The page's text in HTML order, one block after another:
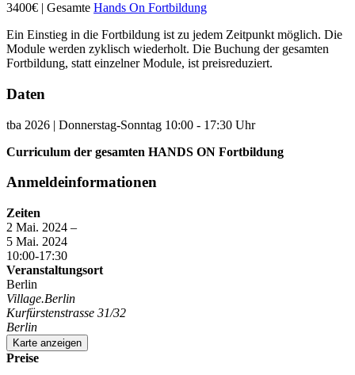
3400€ | Gesamte Hands On Fortbildung
Ein Einstieg in die Fortbildung ist zu jedem Zeitpunkt möglich. Die
Module werden zyklisch wiederholt. Die Buchung der gesamten
Fortbildung, statt einzelner Module, ist preisreduziert.
Daten
tba 2026 | Donnerstag-Sonntag 10:00 - 17:30 Uhr
Curriculum der gesamten HANDS ON Fortbildung
Anmeldeinformationen
Zeiten
2 Mai. 2024 –
5 Mai. 2024
10:00-17:30
Veranstaltungsort
Berlin
Village.Berlin
Kurfürstenstrasse 31/32
Berlin
Karte anzeigen
Preise